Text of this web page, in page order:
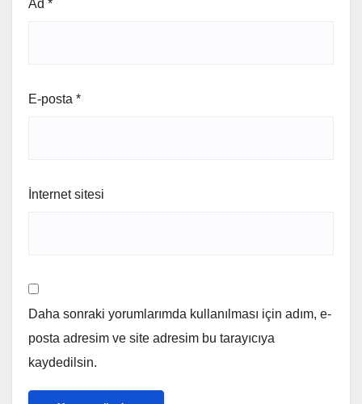
Ad *
E-posta *
İnternet sitesi
Daha sonraki yorumlarımda kullanılması için adım, e-
posta adresim ve site adresim bu tarayıcıya
kaydedilsin.